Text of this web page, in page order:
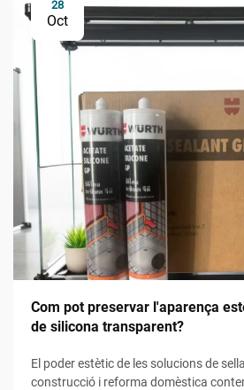
28
Oct
Com pot preservar l'aparença
de silicona transparent?
El poder estètic de les solucions de
construcció i reforma domèstica